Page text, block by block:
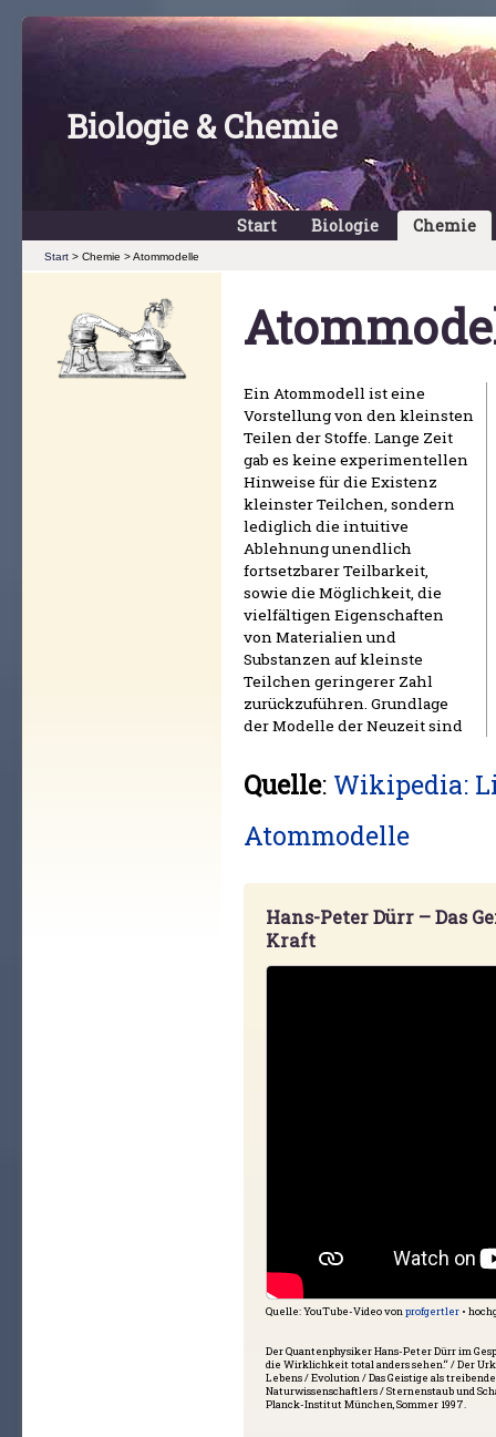
Biologie & Chemie
Start Biologie Chemie
Start > Chemie > Atommodelle
Ein Atommodell ist eine
Vorstellung von den kleinsten
Teilen der Stoffe. Lange Zeit
gab es keine experimentellen
Hinweise für die Existenz
kleinster Teilchen, sondern
lediglich die intuitive
Ablehnung unendlich
fortsetzbarer Teilbarkeit,
sowie die Möglichkeit, die
vielfältigen Eigenschaften
von Materialien und
Substanzen auf kleinste
Teilchen geringerer Zahl
zurückzuführen. Grundlage
der Modelle der Neuzeit sind
beobachtbare Eigenschaften
der Materie und experimentell
Quelle: Wikipedia:
Atommodelle
Hans-Peter Dürr – Das
Kraft
Quelle: YouTube-Video vonprofgertler •
Der Quantenphysiker Hans-Peter Dürr im
die Wirklichkeit total anders sehen.“ / Der
Lebens / Evolution / Das Geistige als
Naturwissenschaftlers / Sternenstaub und
Planck-Institut München, Sommer 1997.